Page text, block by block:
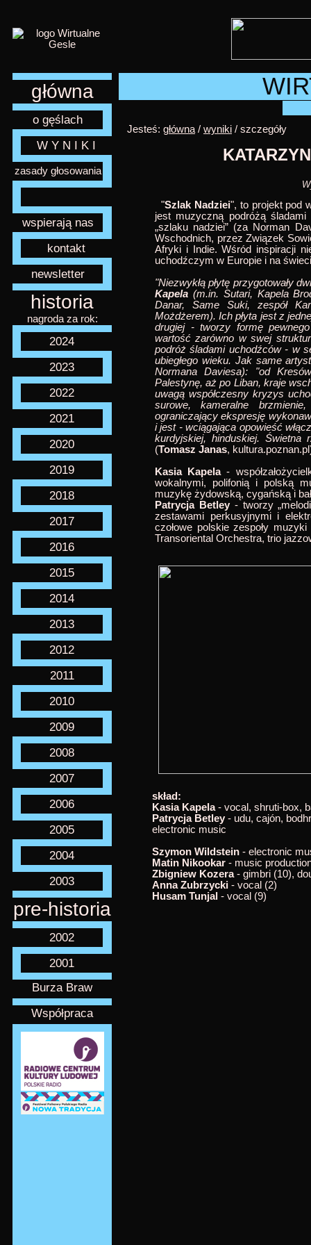
główna
o gęślach
W Y N I K I
zasady głosowania
wspierają nas
kontakt
newsletter
historia
nagroda za rok:
2024
2023
2022
2021
2020
2019
2018
2017
2016
2015
2014
2013
2012
2011
2010
2009
2008
2007
2006
2005
2004
2003
pre-historia
2002
2001
Burza Braw
Współpraca
Jesteś: główna / wyniki / szczegóły
"Szlak Nadziei", to projekt pod
jest muzyczną podróżą
„szlaku nadziei” (za Norman
Wschodnich, przez Związek
Afryki i Indie. Wśród inspiracji
uchodźczym w Europie i na
"Niezwykłą płytę przygotowały
Kapela (m.in. Sutari, Kapela
Danar, Same Suki, zespół
Możdżerem). Ich płyta jest z
drugiej - tworzy formę
wartość zarówno w swej
podróż śladami uchodźców - w
ubiegłego wieku. Jak same
Normana Daviesa): "od
Palestynę, aż po Liban, kraje
uwagą współczesny kryzys
surowe, kameralne
ograniczający ekspresję
i jest - wciągająca opowieść
kurdyjskiej, hinduskiej.
(Tomasz Janas,
Kasia Kapela-
wokalnymi, polifonią i polską
muzykę żydowską, cygańską i
Patrycja Betley- tworzy
zestawami perkusyjnymi i
czołowe polskie zespoły
Transoriental Orchestra, trio
skład:
Kasia Kapela- vocal, shruti-box,
Patrycja Betley- udu, cajón,
electronic music
Szymon Wildstein- electronic
Matin Nikookar- music
Zbigniew Kozera- gimbri (10),
Anna Zubrzycki- vocal (2)
Husam Tunjal - vocal (9)